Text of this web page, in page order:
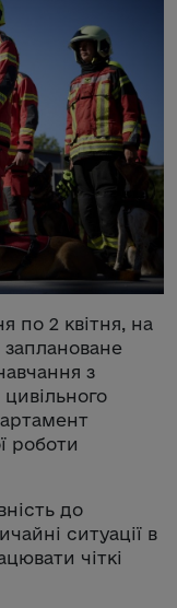
по 2 квітня, на
заплановане
з
роботи
до
ситуації в
чіткі